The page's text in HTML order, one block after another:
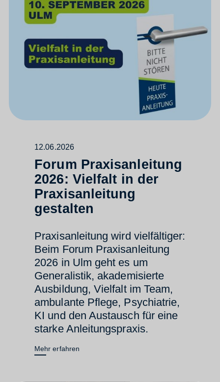
12.06.2026
Forum Praxisanleitung
2026: Vielfalt in der
Praxisanleitung
gestalten
Praxisanleitung wird vielfältiger:
Beim Forum Praxisanleitung
2026 in Ulm geht es um
Generalistik, akademisierte
Ausbildung, Vielfalt im Team,
ambulante Pflege, Psychiatrie,
KI und den Austausch für eine
starke Anleitungspraxis.
Mehr erfahren